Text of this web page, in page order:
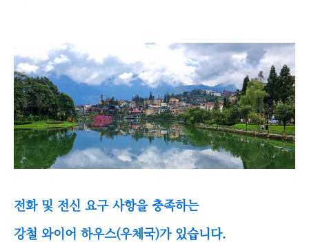
전화 및 전신 요구 사항을 충족하는
강철 와이어 하우스(우체국)가 있습니다.